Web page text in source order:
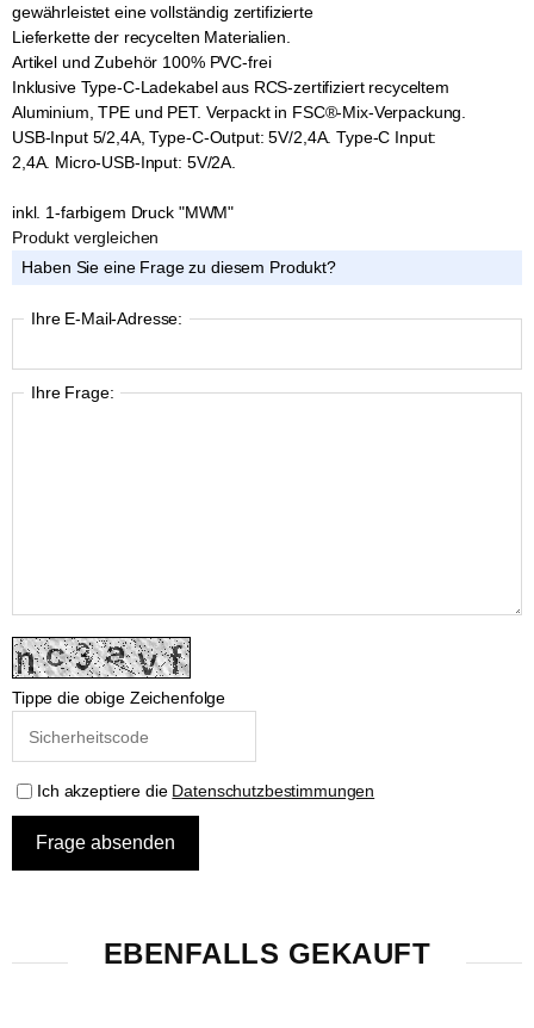
gewährleistet eine vollständig zertifizierte
Lieferkette der recycelten Materialien.
Artikel und Zubehör 100% PVC-frei
Inklusive Type-C-Ladekabel aus RCS-zertifiziert recyceltem
Aluminium, TPE und PET. Verpackt in FSC®-Mix-Verpackung.
USB-Input 5/2,4A, Type-C-Output: 5V/2,4A. Type-C Input:
2,4A. Micro-USB-Input: 5V/2A.
inkl. 1-farbigem Druck "MWM"
Produkt vergleichen
Haben Sie eine Frage zu diesem Produkt?
Ihre E-Mail-Adresse:
Ihre Frage:
Tippe die obige Zeichenfolge
Ich akzeptiere die Datenschutzbestimmungen
EBENFALLS GEKAUFT